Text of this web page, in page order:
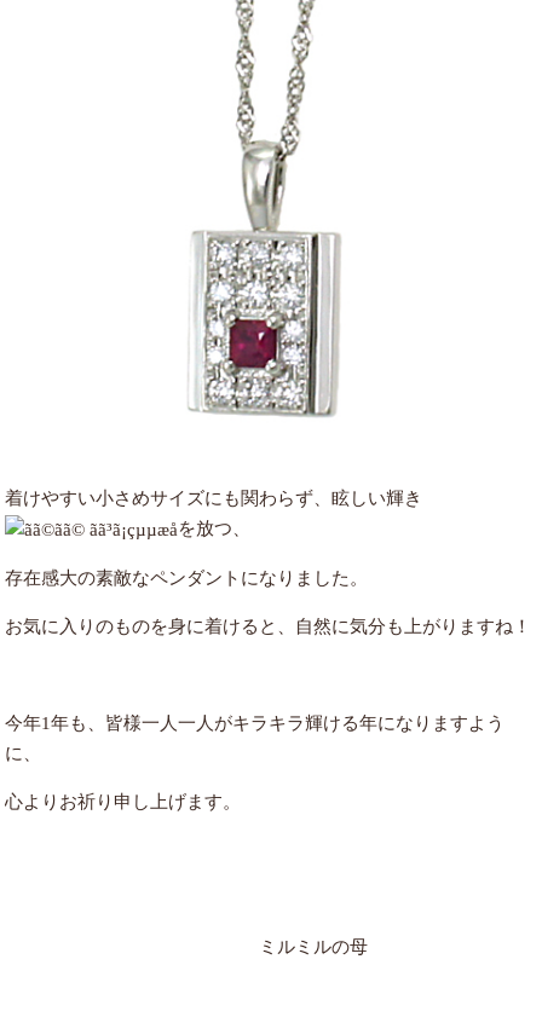
着けやすい小さめサイズにも関わらず、眩しい輝き
を放つ、
存在感大の素敵なペンダントになりました。
お気に入りのものを身に着けると、自然に気分も上がりますね！
今年1年も、皆様一人一人がキラキラ輝ける年になりますよう
に、
心よりお祈り申し上げます。
ミルミルの母